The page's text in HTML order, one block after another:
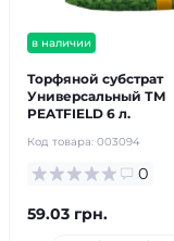
в наличии
Торфяной субстрат
Универсальный ТМ
PEATFIELD 6 л.
Код товара: 003094
0
59.03 грн.